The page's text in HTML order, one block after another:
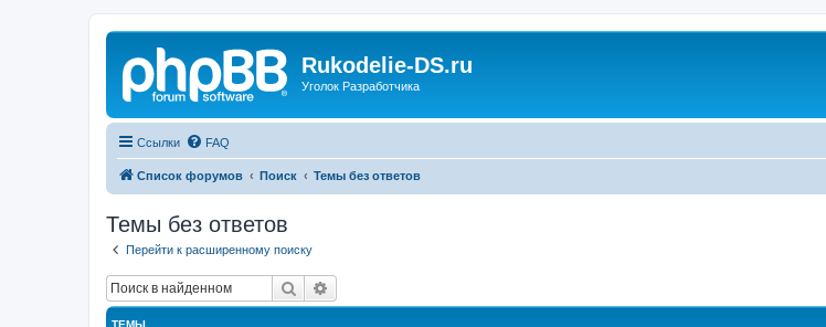
Rukodelie-DS.ru
Уголок Разработчика
Ссылки FAQ
Список форумов Поиск Темы без ответов
Темы без ответов
Перейти к расширенному поиску
Поиск
ТЕМЫ